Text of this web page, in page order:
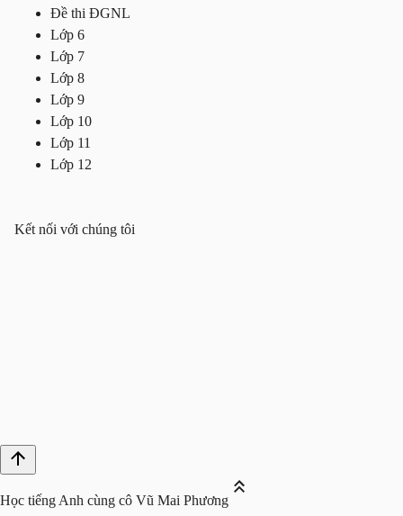
Đề thi ĐGNL
Lớp 6
Lớp 7
Lớp 8
Lớp 9
Lớp 10
Lớp 11
Lớp 12
Kết nối với chúng tôi
Học tiếng Anh cùng cô Vũ Mai Phương